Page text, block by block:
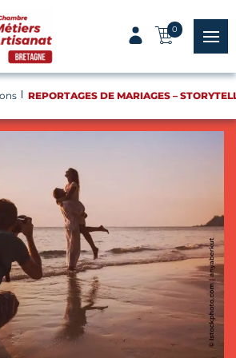
cookies
0
menu
REPORTAGES DE MARIAGES –